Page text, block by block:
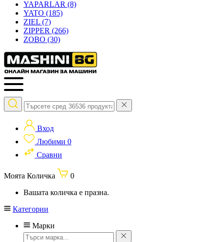
YAPARLAR (8)
YATO (185)
ZIEL (7)
ZIPPER (266)
ZOBO (30)
Вход
Любими 0
Сравни
Моята Количка
0
Вашата количка е празна.
Категории
Марки